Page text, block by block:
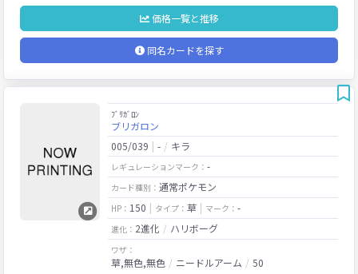
価格一覧と推移
同名カードを探す
ﾌﾞﾘｶﾞﾛﾝ
ブリガロン
005/039
- キラ
レギュレーションマーク： -
カード種別： 通常ポケモン
HP： 150 タイプ： 草 マーク： -
進化： 2進化 ハリボーグ
ワザ：
草,無色,無色 ニードルアーム
50